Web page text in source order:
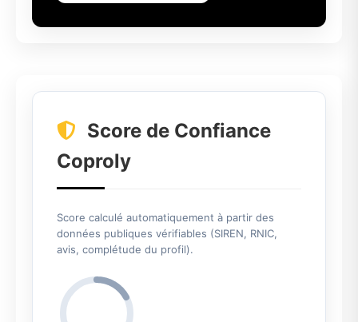
Score de Confiance
Coproly
Score calculé automatiquement à partir des
données publiques vérifiables (SIREN, RNIC,
avis, complétude du profil).